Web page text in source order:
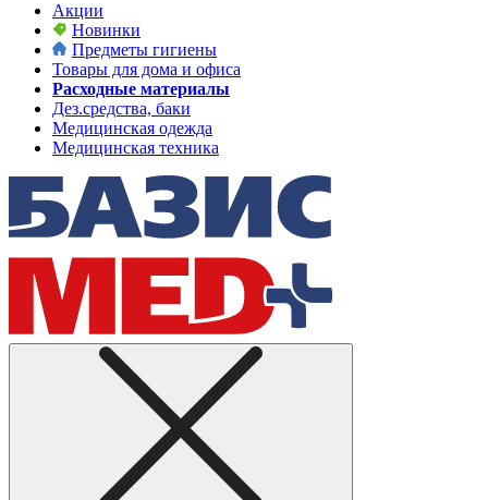
Акции
Новинки
Предметы гигиены
Товары для дома и офиса
Расходные материалы
Дез.средства, баки
Медицинская одежда
Медицинская техника